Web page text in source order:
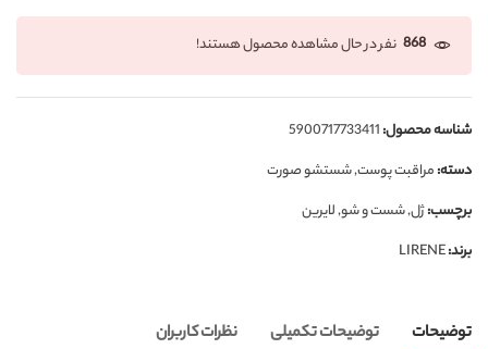
868 نفر در حال مشاهده محصول هستند!
شناسه محصول:5900717733411
دسته:مراقبت پوست,شستشو صورت
برچسب:ژل,شست و شو,لایرین
برند:LIRENE
توضیحات توضیحات تکمیلی نظرات کاربران